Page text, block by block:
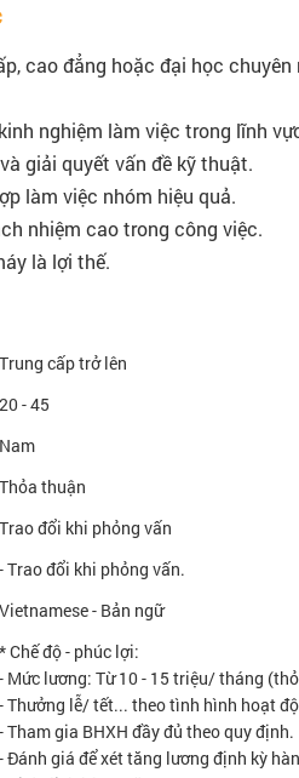
cao đẳng hoặc đại học
nghiệm làm việc trong lĩnh
giải quyết vấn đề kỹ thuật.
làm việc nhóm hiệu quả.
nhiệm cao trong công việc.
là lợi thế.
Trung cấp trở lên
20 - 45
Nam
Thỏa thuận
Trao đổi khi phỏng vấn
- Trao đổi khi phỏng vấn.
Vietnamese - Bản ngữ
* Chế độ - phúc lợi:
- Mức lương: Từ 10 - 15 triệu/ tháng
- Thưởng lễ/ tết... theo tình hình hoạt
- Tham gia BHXH đầy đủ theo quy định.
- Đánh giá để xét tăng lương định kỳ